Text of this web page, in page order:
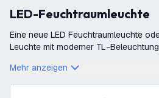
LED-Feuchtraumleuchte
Eine neue LED Feuchtraumleuchte
Leuchte mit moderner TL-
als eine gute Lichtquelle. Die
Mehr anzeigen